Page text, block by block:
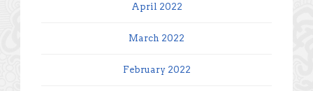
April 2022
March 2022
February 2022